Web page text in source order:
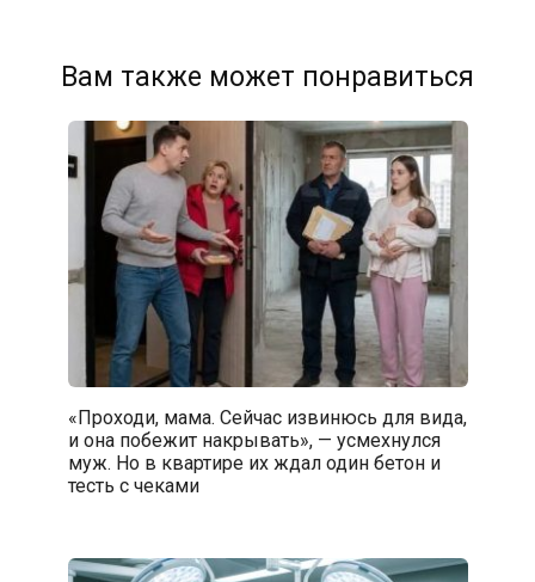
Вам также может понравиться
«Проходи, мама. Сейчас извинюсь для вида,
и она побежит накрывать», — усмехнулся
муж. Но в квартире их ждал один бетон и
тесть с чеками